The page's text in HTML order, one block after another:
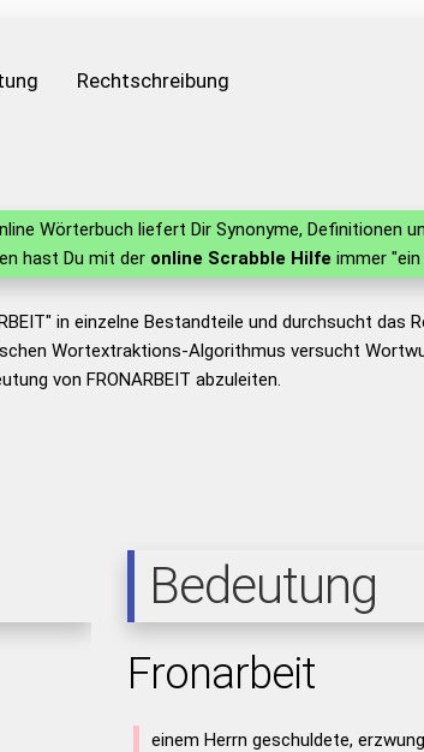
Rechtschreibung
Wörterbuch liefert Dir Synonyme, Definitionen
hast Du mit der online Scrabble Hilfe immer
in einzelne Bestandteile und durchsucht das
Wortextraktions-Algorithmus versucht
von FRONARBEIT abzuleiten.
Bedeutung
Fronarbeit
einem Herrn geschuldete,